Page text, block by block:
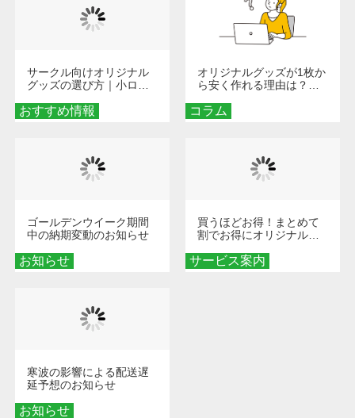
おすすめ情報
サークル向けオリジナル
グッズの選び方｜小ロッ
める秘訣
コラム
オリジナルグッズが1枚か
ら安く作れる理由は？オ
とメリットを解説
お知らせ
ゴールデンウイーク期間
中の納期変動のお知らせ
サービス案内
買うほどお得！まとめて
割でお得にオリジナルグ
お知らせ
寒波の影響による配送遅
延予想のお知らせ